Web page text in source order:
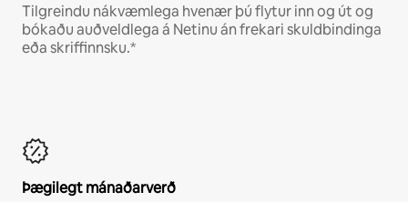
Tilgreindu nákvæmlega hvenær þú flytur inn og út og
bókaðu auðveldlega á Netinu án frekari skuldbindinga
eða skriffinnsku.*
Þægilegt mánaðarverð